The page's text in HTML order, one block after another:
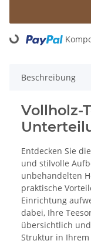
Loading...
Beschreibung
Vollholz-
Entdecken Sie
und stilvolle
unbehandelten
praktische
Einrichtung
dabei, Ihre
übersichtlich
Struktur in Ihrem